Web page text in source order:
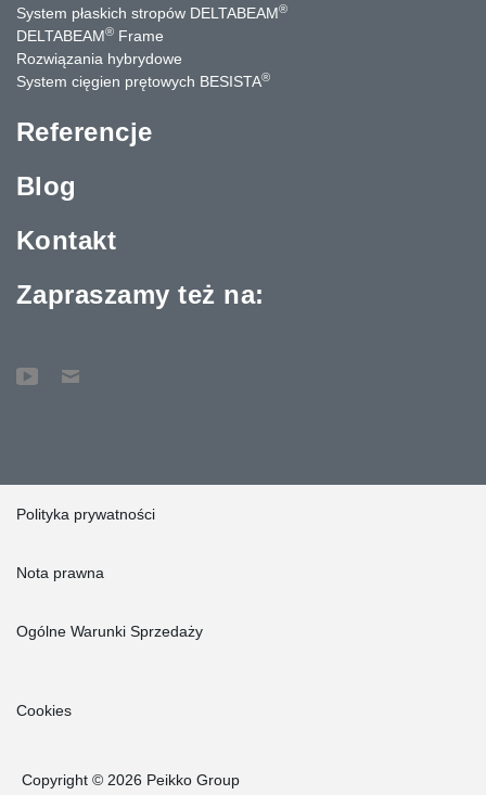
System płaskich stropów DELTABEAM®
DELTABEAM® Frame
Rozwiązania hybrydowe
System cięgien prętowych BESISTA®
Referencje
Blog
Kontakt
Zapraszamy też na:
Polityka prywatności
Nota prawna
Ogólne Warunki Sprzedaży
Cookies
Copyright © 2026 Peikko Group